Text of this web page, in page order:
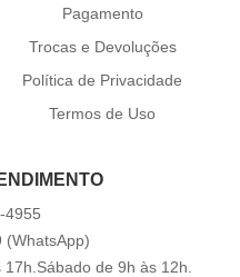
Pagamento
Trocas e Devoluções
Política de Privacidade
Termos de Uso
4955
(WhatsApp)
de 9h às 12h.